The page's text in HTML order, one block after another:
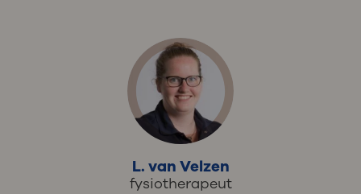
L. van Velzen
fysiotherapeut